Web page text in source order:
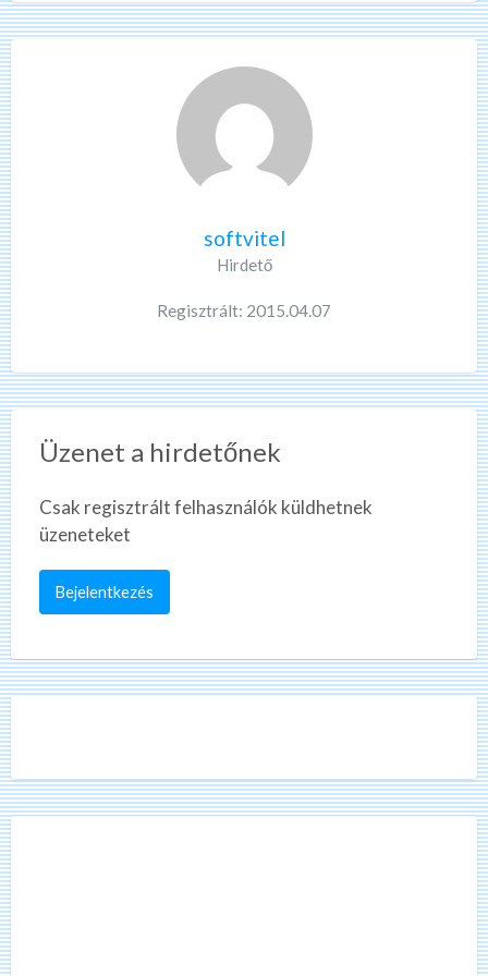
softvitel
Hirdető
Regisztrált: 2015.04.07
Üzenet a hirdetőnek
Csak regisztrált felhasználók küldhetnek
üzeneteket
Bejelentkezés